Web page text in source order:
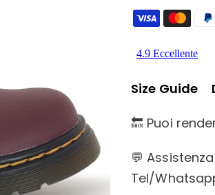
Size Guide
🔙 Puoi
💬
Tel/